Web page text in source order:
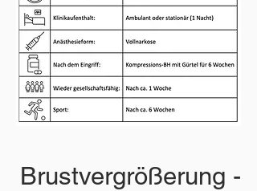
Brustvergrößerung -